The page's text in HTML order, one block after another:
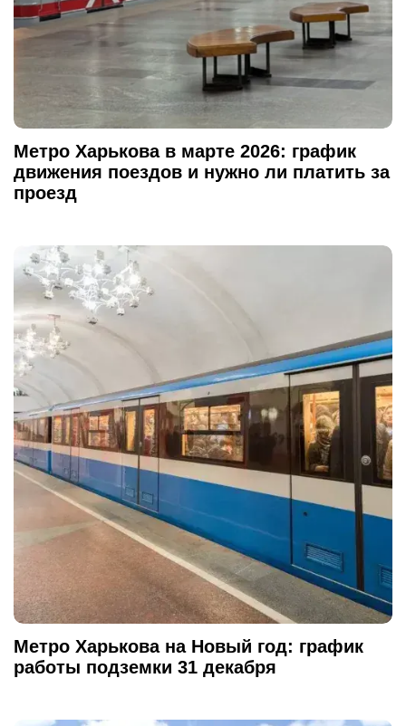
Метро Харькова в марте 2026: график
движения поездов и нужно ли платить за
проезд
Метро Харькова на Новый год: график
работы подземки 31 декабря